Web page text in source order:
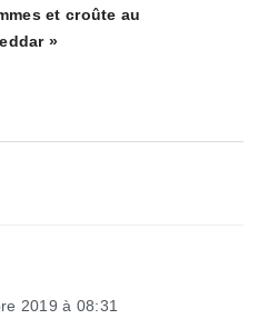
et croûte au
»
2019 à 08:31